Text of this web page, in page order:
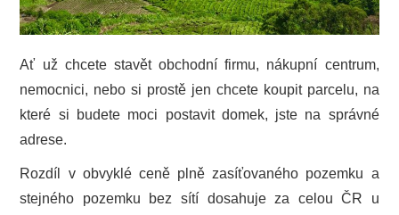
Ať už chcete stavět obchodní firmu, nákupní centrum,
nemocnici, nebo si prostě jen chcete koupit parcelu, na
které si budete moci postavit domek, jste na správné
adrese.
Rozdíl v obvyklé ceně plně zasíťovaného pozemku a
stejného pozemku bez sítí dosahuje za celou ČR u